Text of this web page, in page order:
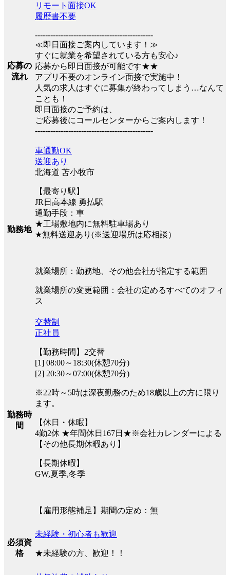
応募の
流れ
リモート面接OK
履歴書不要
----------------------------------------------
≪即日面接ご案内しています！≫
すぐに就業を希望されている方も安心♪
応募から即日面接が可能です★★
アプリ不要のオンライン面接で実施中！
人気の求人はすぐに募集が終わってしまう…なんて
ことも！
即日面接のご予約は、
ご応募後にコールセンターからご案内します！
----------------------------------------------
勤務地
車通勤OK
送迎あり
北海道 苫小牧市
【最寄り駅】
JR日高本線 勇払駅
通勤手段：車
★工場敷地内に無料駐車場あり
★無料送迎あり(※送迎場所は応相談）
就業場所：勤務地、その他会社が指定する範囲
就業場所の変更範囲：会社の定めるすべてのオフィ
ス
勤務時
間
交替制
正社員
【勤務時間】2交替
[1] 08:00～18:30(休憩70分)
[2] 20:30～07:00(休憩70分)
※22時～5時は深夜勤務のため18歳以上の方に限り
ます。
【休日・休暇】
4勤2休 ★年間休日167日★※会社カレンダーによる
【その他長期休暇あり】
【長期休暇】
GW,夏季,冬季
【雇用形態補足】期間の定め：無
必須資
格
未経験・初心者も歓迎
★未経験の方、歓迎！！